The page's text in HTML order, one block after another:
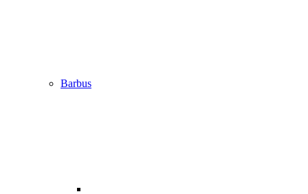
Barbus